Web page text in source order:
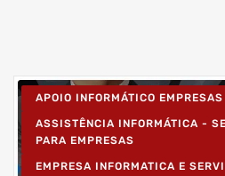
APOIO INFORMÁTICO EMPRESAS
ASSISTÊNCIA INFORMÁTICA -
PARA EMPRESAS
EMPRESA INFORMATICA E